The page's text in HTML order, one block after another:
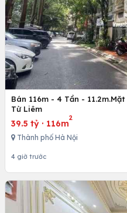
Bán 116m - 4 Tần -
Từ Liêm
39.5 tỷ · 116m
2
Thành phố Hà Nội
4 giờ trước